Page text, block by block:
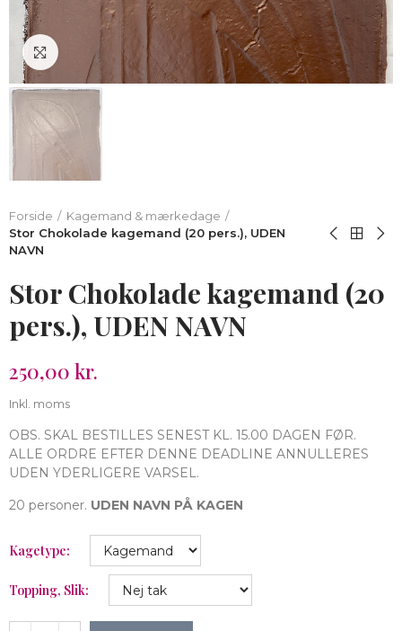
Klik for at forstørre
Forside
Kagemand & mærkedage
Stor Chokolade kagemand (20 pers.), UDEN
NAVN
Stor Chokolade kagemand (20
pers.), UDEN NAVN
250,00 kr.
Inkl. moms
OBS. SKAL BESTILLES SENEST KL. 15.00 DAGEN FØR.
ALLE ORDRE EFTER DENNE DEADLINE ANNULLERES
UDEN YDERLIGERE VARSEL.
20 personer. UDEN NAVN PÅ KAGEN
Kagetype
Topping, Slik